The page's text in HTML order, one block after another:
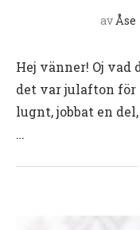
av Åse
Hej vänner! Oj vad
det var julafton för
lugnt, jobbat en
…